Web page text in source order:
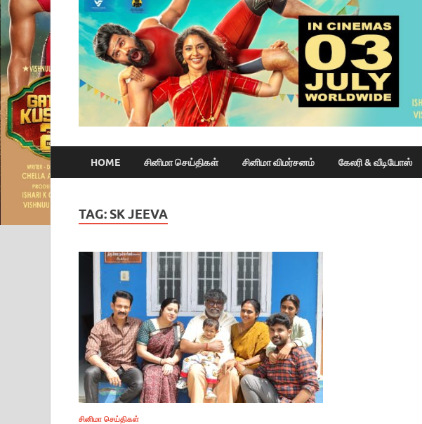
HOME சினிமா செய்திகள் சினிமா விமர்சனம் கேலரி & வீடியோஸ்
TAG: SK JEEVA
சினிமா செய்திகள்